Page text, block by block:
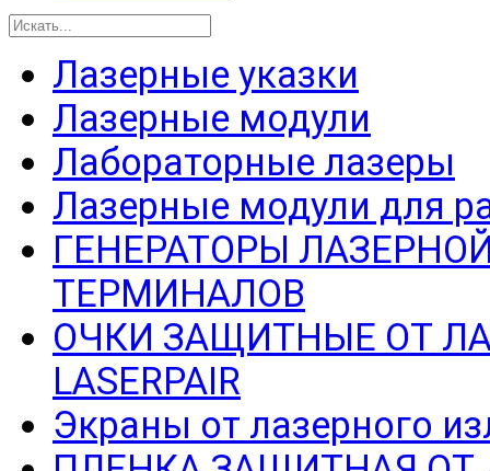
Лазерные указки
Лазерные модули
Лабораторные лазеры
Лазерные модули для
ГЕНЕРАТОРЫ
ТЕРМИНАЛОВ
ОЧКИ ЗАЩИТНЫЕ ОТ
LASERPAIR
Экраны от лазерного